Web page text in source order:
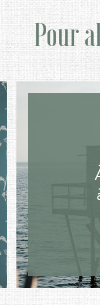
Pour